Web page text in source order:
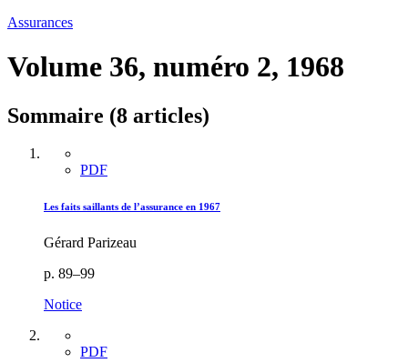
Assurances
Volume 36, numéro 2, 1968
Sommaire (8 articles)
PDF
Les faits saillants de l’assurance en 1967
Gérard Parizeau
p. 89–99
Notice
PDF